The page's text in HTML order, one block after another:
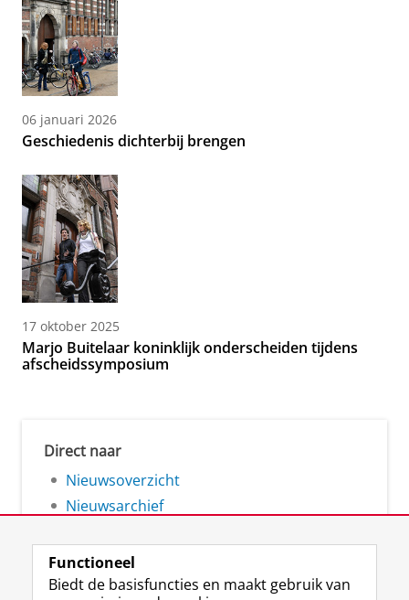
06 januari 2026
Geschiedenis dichterbij brengen
17 oktober 2025
Marjo Buitelaar koninklijk onderscheiden tijdens
afscheidssymposium
Direct naar
Nieuwsoverzicht
Nieuwsarchief
Functioneel
Biedt de basisfuncties en maakt gebruik van